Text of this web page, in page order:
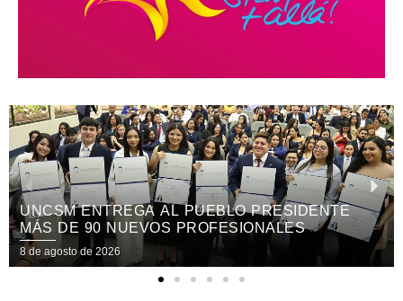
XV FESTIVAL INTERNACIONAL REÚNE EN
NICARAGUA ARTE, CULTURA
8 de agosto de 2026